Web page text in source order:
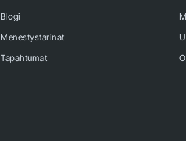
Blogi
Menestystarinat
Tapahtumat